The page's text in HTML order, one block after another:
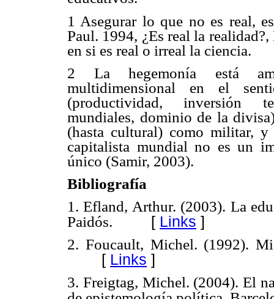
1 Asegurar lo que no es real,
Paul. 1994, ¿Es real la
en si es real o irreal la ciencia.
2 La hegemonía está
multidimensional en el
(productividad, inversión
mundiales, dominio de la
(hasta cultural) como militar,
capitalista mundial no es un
único (Samir, 2003).
Bibliografía
1. Efland, Arthur. (2003). La
Paidós. [ Links ]
2. Foucault, Michel. (1992).
[ Links ]
3. Freigtag, Michel. (2004). El